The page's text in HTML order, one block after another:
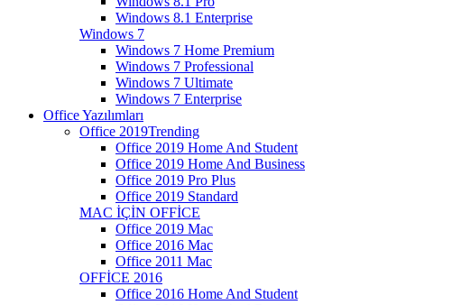
Windows 8.1 Enterprise
Windows 7
Windows 7 Home Premium
Windows 7 Professional
Windows 7 Ultimate
Windows 7 Enterprise
Office Yazılımları
Office 2019Trending
Office 2019 Home And Student
Office 2019 Home And Business
Office 2019 Pro Plus
Office 2019 Standard
MAC İÇİN OFFİCE
Office 2019 Mac
Office 2016 Mac
Office 2011 Mac
OFFİCE 2016
Office 2016 Home And Student